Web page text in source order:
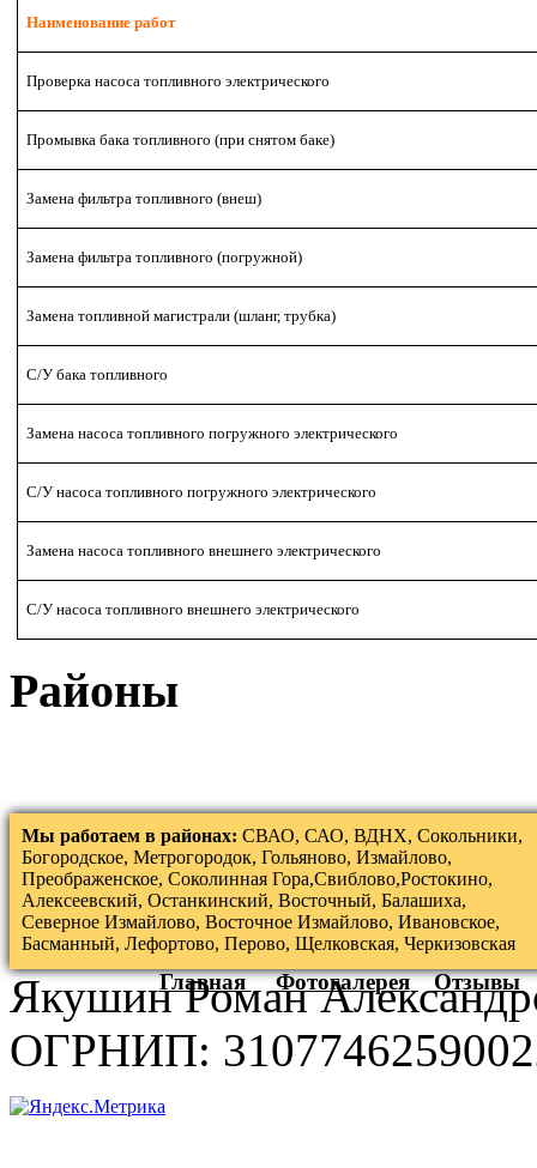
Наименование работ
Проверка насоса топливного электрического
Промывка бака топливного (при снятом баке)
Замена фильтра топливного (внеш)
Замена фильтра топливного (погружной)
Замена топливной магистрали (шланг, трубка)
С/У бака топливного
Замена насоса топливного погружного электрического
С/У насоса топливного погружного электрического
Замена насоса топливного внешнего электрического
С/У насоса топливного внешнего электрического
Районы
Мы работаем в районах: СВАО, САО, ВДНХ, Сокольники,
Богородское, Метрогородок, Гольяново, Измайлово,
Преображенское, Соколинная Гора,Свиблово,Ростокино,
Алексеевский, Останкинский, Восточный, Балашиха,
Северное Измайлово, Восточное Измайлово, Ивановское,
Басманный, Лефортово, Перово, Щелковская, Черкизовская
Главная Фотогалерея Отзывы
Якушин Роман
ОГРНИП: